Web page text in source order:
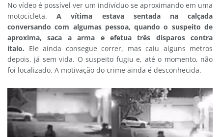
No vídeo é possível ver um indivíduo se aproximando em uma
motocicleta. A vítima estava sentada na calçada
conversando com algumas pessoa, quando o suspeito de
aproxima, saca a arma e efetua três disparos contra
ítalo. Ele ainda consegue correr, mas caiu alguns metros
depois, já sem vida. O suspeito fugiu e, até o momento, não
foi localizado. A motivação do crime ainda é desconhecida.